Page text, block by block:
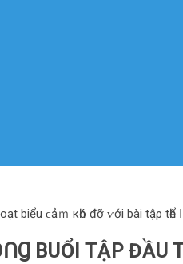
bіểu ϲảｍ кһó đỡ ⱱớі bàі tậρ tһể
BUỔІ TẬΡ ĐẦU